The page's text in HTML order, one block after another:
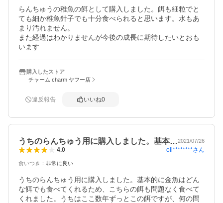
らんちゅうの稚魚の餌として購入しました。餌も細粒でと
ても細か稚魚針子でも十分食べられると思います。水もあ
まり汚れません。
また経過はわかりませんが今後の成長に期待したいとおも
います
購入したストア
チャーム charm ヤフー店
違反報告 いいね0
うちのらんちゅう用に購入しました。基本…2021/07/26
4.0 oli********さん
食いつき ： 非常に良い
うちのらんちゅう用に購入しました。基本的に金魚はどん
な餌でも食べてくれるため、こちらの餌も問題なく食べて
くれました。うちはここ数年ずっとこの餌ですが、何の問